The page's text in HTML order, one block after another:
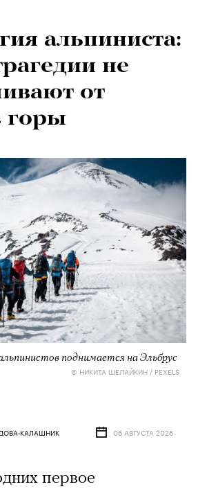
альпиниста:
не
от
горы
поднимается на Эльбрус
© НИКИТА ШЕЛАЙКИН / PEXELS
КАЛАШНИК 06 АВГУСТА 2026
первое